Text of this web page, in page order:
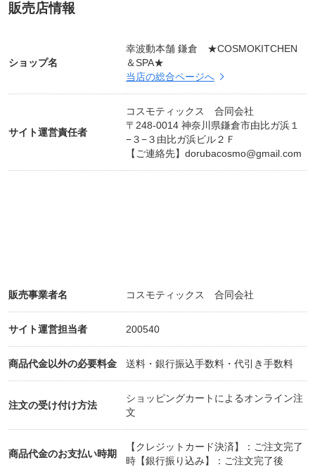
販売店情報
ショップ名
幸波動本舗 鎌倉 ★COSMOKITCHEN
＆SPA★
当店の総合ページへ
サイト運営責任者
コスモティックス 合同会社
〒248-0014 神奈川県鎌倉市由比ガ浜１
−３−３由比ガ浜ビル２Ｆ
【ご連絡先】 dorubacosmo@gmail.com
販売事業者名 コスモティックス 合同会社
サイト運営担当者 200540
商品代金以外の必要料金 送料・銀行振込手数料・代引き手数料
注文の受け付け方法
ショッピングカートによるオンライン注
文
商品代金のお支払い時期
【クレジットカード決済】：ご注文完了
時【銀行振り込み】：ご注文完了後